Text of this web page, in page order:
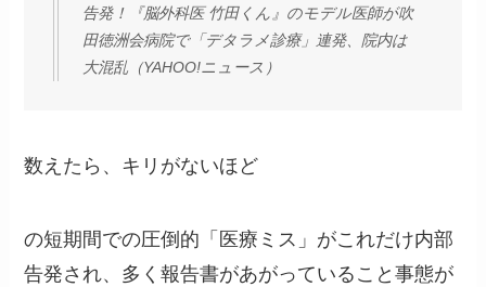
告発！『脳外科医 竹田くん』のモデル医師が吹
田徳洲会病院で「デタラメ診療」連発、院内は
大混乱（YAHOO!ニュース）
数えたら、キリがないほど
の短期間での圧倒的「医療ミス」がこれだけ内部
告発され、多く報告書があがっていること事態が